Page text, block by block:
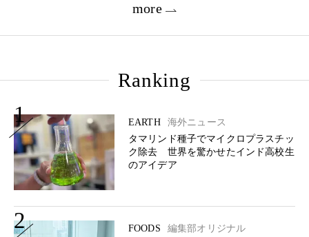
more
Ranking
1 EARTH
海外ニュース
タマリンド種子でマイクロプラスチッ
ク除去 世界を驚かせたインド高校生
のアイデア
2 FOODS
編集部オリジナル